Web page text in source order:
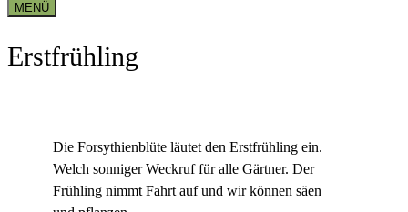
MENÜ
Erstfrühling
Die Forsythienblüte läutet den Erstfrühling ein.
Welch sonniger Weckruf für alle Gärtner. Der
Frühling nimmt Fahrt auf und wir können säen